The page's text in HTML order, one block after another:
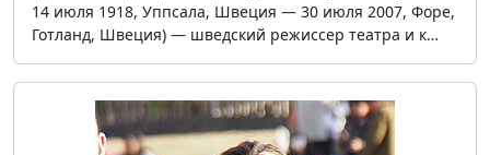
14 июля 1918, Уппсала, Швеция — 30 июля 2007, Форе,
Готланд, Швеция) — шведский режиссер театра и к…